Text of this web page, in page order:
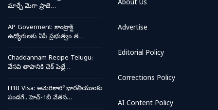
మార్చే మెగా ప్రాజె…
AP Goverment: కాంట్రాక్ట్
ఉద్యోగులకు ఏపీ ప్రభుత్వం త…
Chaddannam Recipe Telugu:
వేసవి తాపానికి చెక్ పెట్టే…
H1B Visa: అమెరికాలో భారతీయులకు
పండగే.. హెచ్-1బీ వేతన…
About Us
Advertise
Editorial Policy
Corrections Policy
AI Content Policy